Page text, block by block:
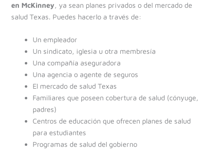
en McKinney, ya sean planes privados o del mercado de
salud Texas. Puedes hacerlo a través de:
Un empleador
Un sindicato, iglesia u otra membresía
Una compañía aseguradora
Una agencia o agente de seguros
El mercado de salud Texas
Familiares que poseen cobertura de salud (cónyuge,
padres)
Centros de educación que ofrecen planes de salud
para estudiantes
Programas de salud del gobierno